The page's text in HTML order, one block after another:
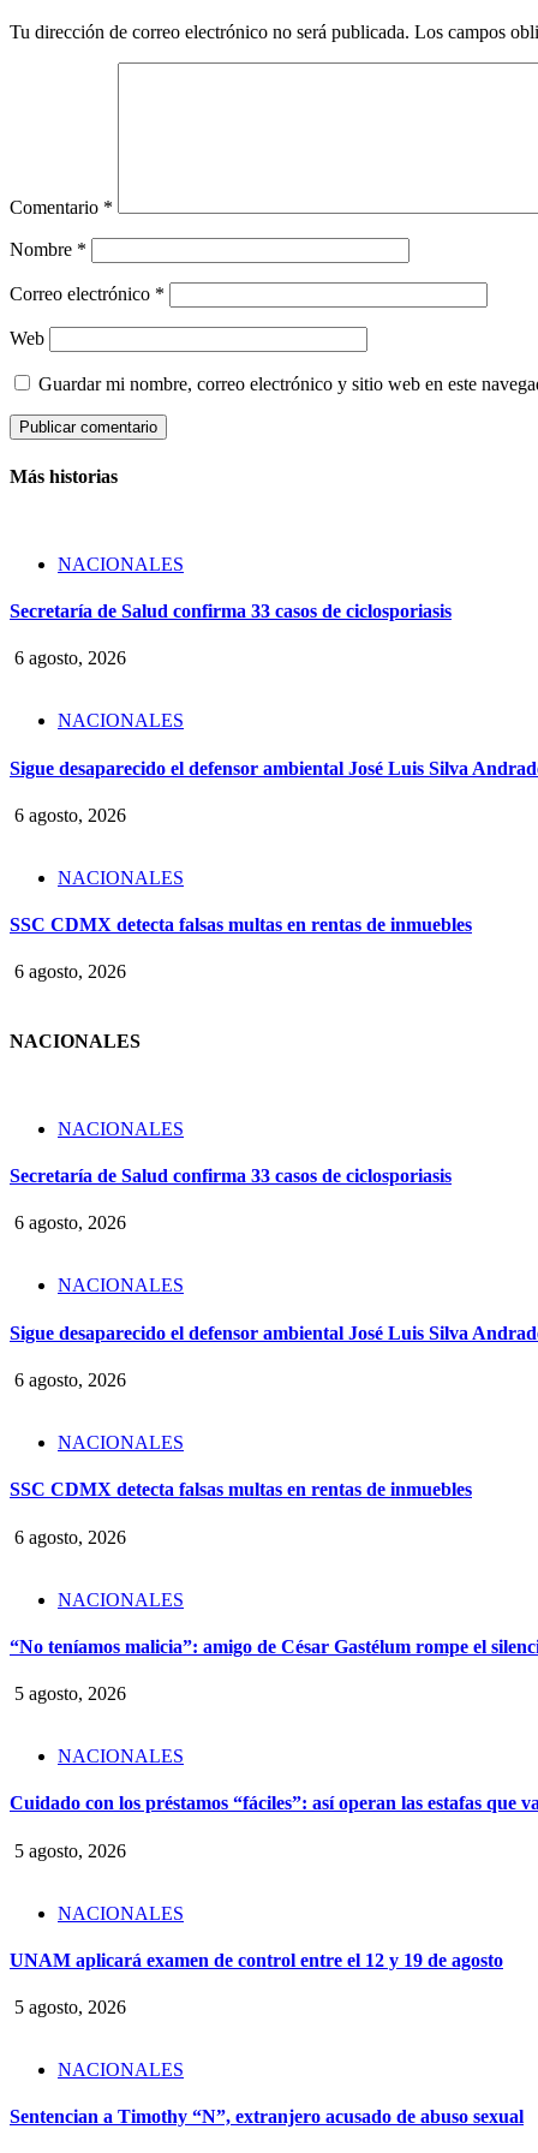
Tu dirección de correo electrónico no será publicada. Los campos
Comentario *
Nombre *
Correo electrónico *
Web
Guardar mi nombre, correo electrónico y sitio web en este
Más historias
NACIONALES
Secretaría de Salud confirma 33 casos de ciclosporiasis
6 agosto, 2026
NACIONALES
Sigue desaparecido el defensor ambiental José Luis Silva
6 agosto, 2026
NACIONALES
SSC CDMX detecta falsas multas en rentas de inmuebles
6 agosto, 2026
NACIONALES
NACIONALES
Secretaría de Salud confirma 33 casos de ciclosporiasis
6 agosto, 2026
NACIONALES
Sigue desaparecido el defensor ambiental José Luis Silva
6 agosto, 2026
NACIONALES
SSC CDMX detecta falsas multas en rentas de inmuebles
6 agosto, 2026
NACIONALES
“No teníamos malicia”: amigo de César Gastélum rompe el
5 agosto, 2026
NACIONALES
Cuidado con los préstamos “fáciles”: así operan las estafas que
5 agosto, 2026
NACIONALES
UNAM aplicará examen de control entre el 12 y 19 de agosto
5 agosto, 2026
NACIONALES
Sentencian a Timothy “N”, extranjero acusado de abuso sexual